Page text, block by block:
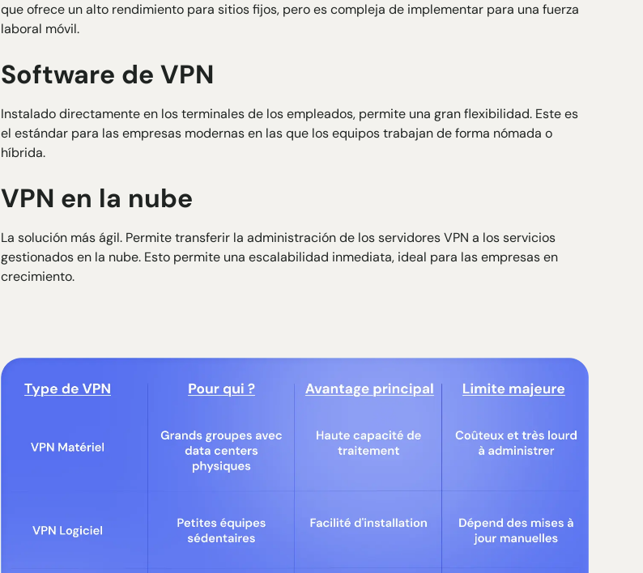
que ofrece un alto rendimiento para sitios fijos, pero es compleja de implementar para una fuerza
laboral móvil.
Software de VPN
Instalado directamente en los terminales de los empleados, permite una gran flexibilidad. Este es
el estándar para las empresas modernas en las que los equipos trabajan de forma nómada o
híbrida.
VPN en la nube
La solución más ágil. Permite transferir la administración de los servidores VPN a los servicios
gestionados en la nube. Esto permite una escalabilidad inmediata, ideal para las empresas en
crecimiento.